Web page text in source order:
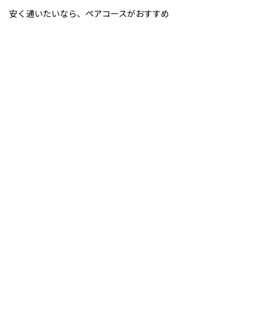
安く通いたいなら、ペアコースがおすすめ